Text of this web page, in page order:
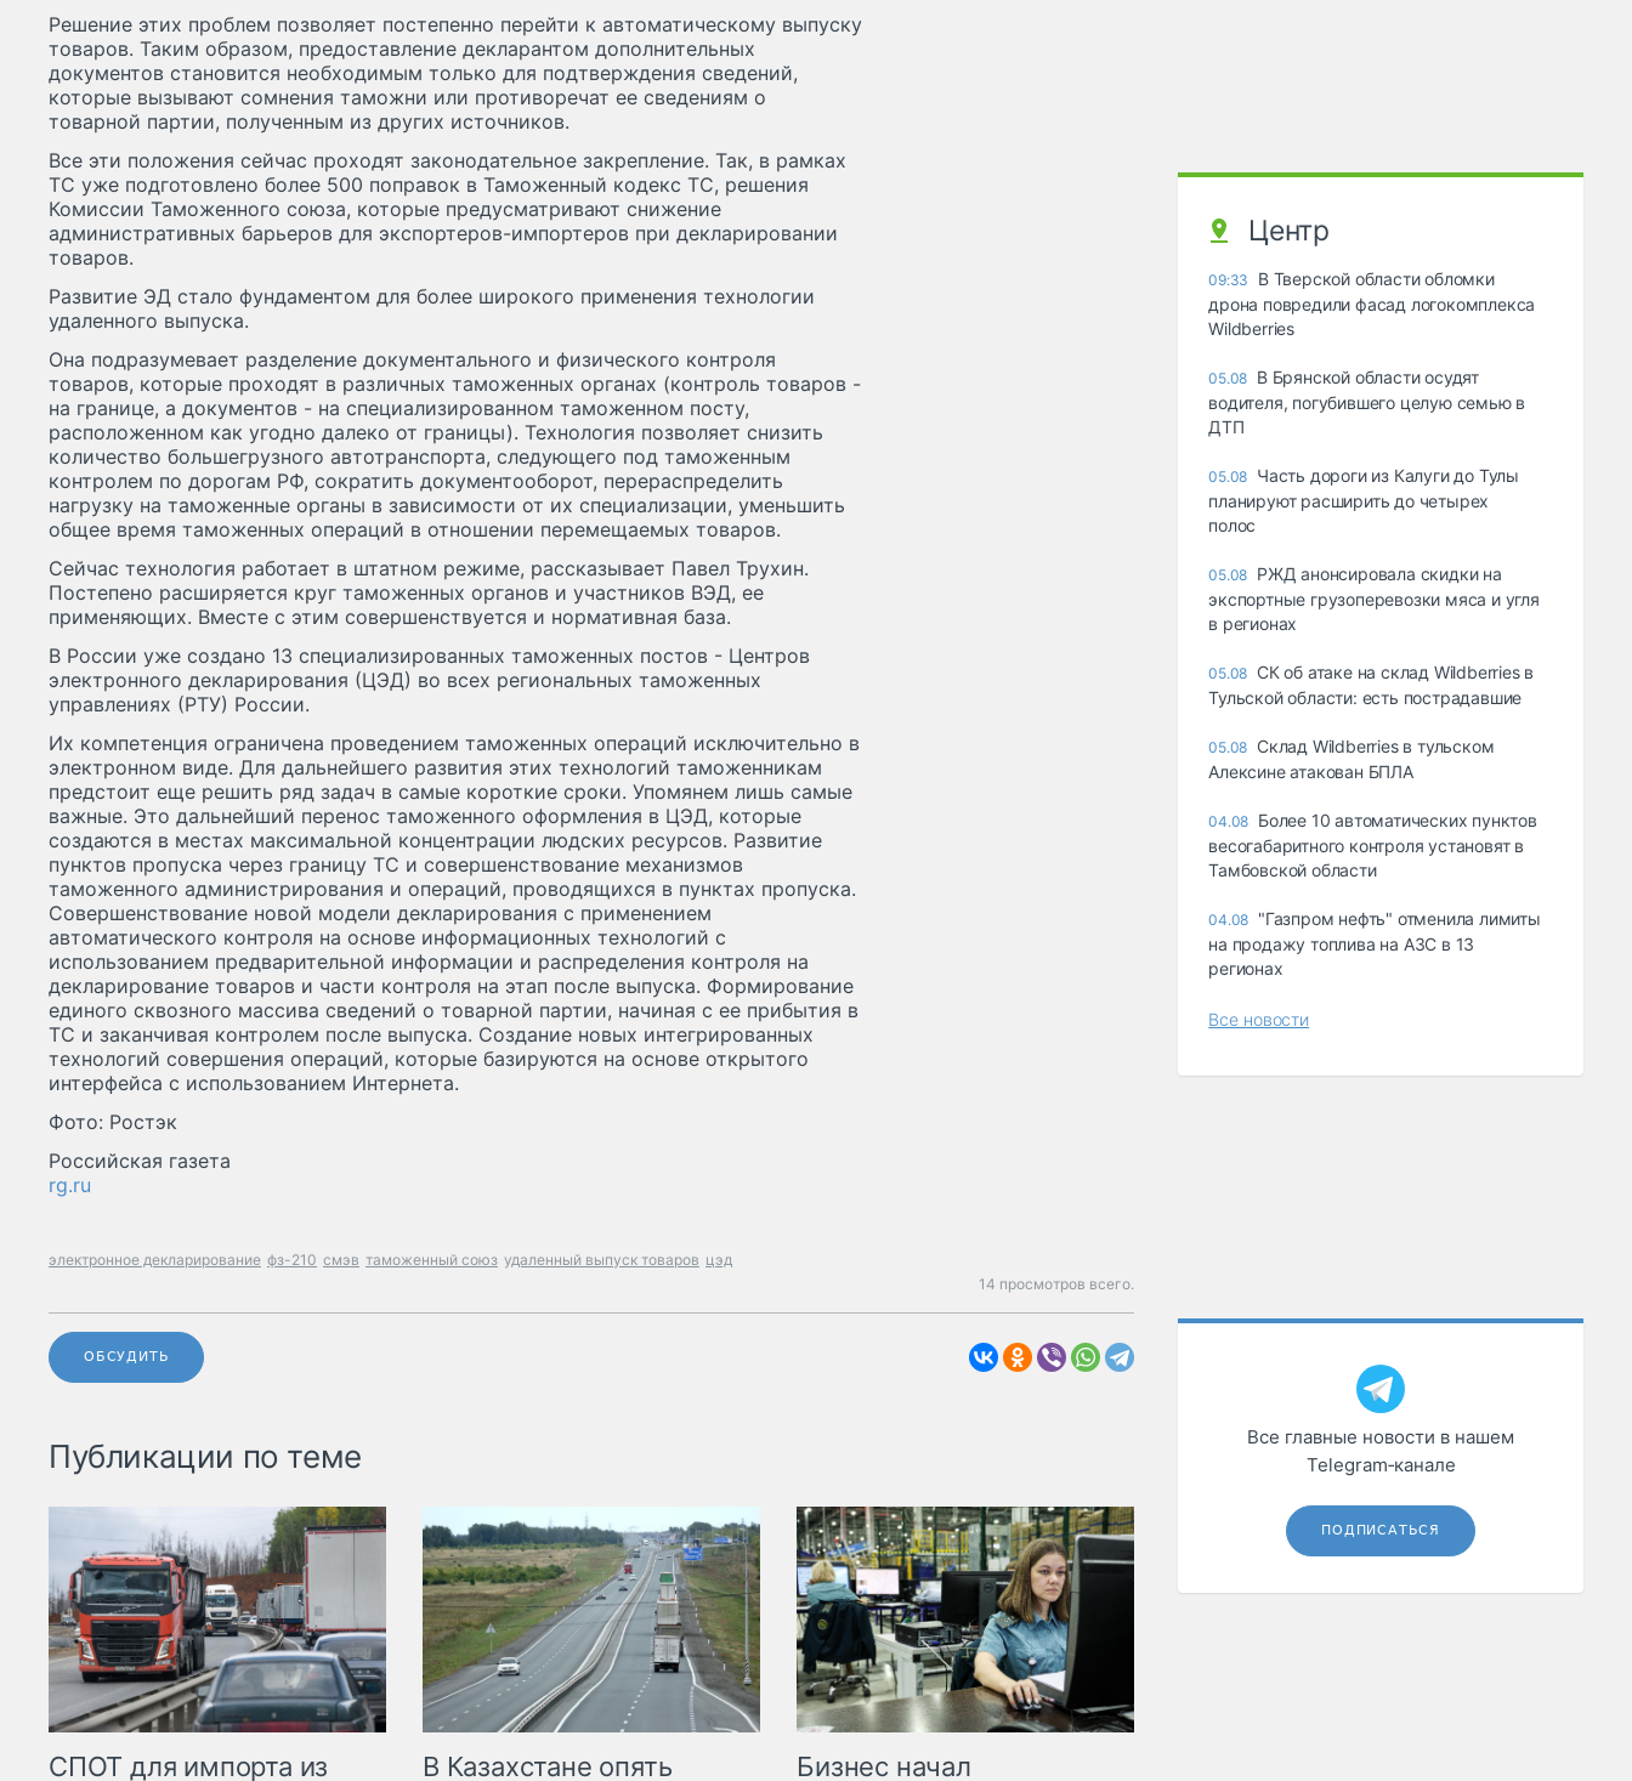
Решение этих проблем позволяет постепенно перейти к автоматическому выпуску
товаров. Таким образом, предоставление декларантом дополнительных
документов становится необходимым только для подтверждения сведений,
которые вызывают сомнения таможни или противоречат ее сведениям о
товарной партии, полученным из других источников.
Все эти положения сейчас проходят законодательное закрепление. Так, в рамках
ТС уже подготовлено более 500 поправок в Таможенный кодекс ТС, решения
Комиссии Таможенного союза, которые предусматривают снижение
административных барьеров для экспортеров-импортеров при декларировании
товаров.
Развитие ЭД стало фундаментом для более широкого применения технологии
удаленного выпуска.
Она подразумевает разделение документального и физического контроля
товаров, которые проходят в различных таможенных органах (контроль товаров -
на границе, а документов - на специализированном таможенном посту,
расположенном как угодно далеко от границы). Технология позволяет снизить
количество большегрузного автотранспорта, следующего под таможенным
контролем по дорогам РФ, сократить документооборот, перераспределить
нагрузку на таможенные органы в зависимости от их специализации, уменьшить
общее время таможенных операций в отношении перемещаемых товаров.
Сейчас технология работает в штатном режиме, рассказывает Павел Трухин.
Постепено расширяется круг таможенных органов и участников ВЭД, ее
применяющих. Вместе с этим совершенствуется и нормативная база.
В России уже создано 13 специализированных таможенных постов - Центров
электронного декларирования (ЦЭД) во всех региональных таможенных
управлениях (РТУ) России.
Их компетенция ограничена проведением таможенных операций исключительно в
электронном виде. Для дальнейшего развития этих технологий таможенникам
предстоит еще решить ряд задач в самые короткие сроки. Упомянем лишь самые
важные. Это дальнейший перенос таможенного оформления в ЦЭД, которые
создаются в местах максимальной концентрации людских ресурсов. Развитие
пунктов пропуска через границу ТС и совершенствование механизмов
таможенного администрирования и операций, проводящихся в пунктах пропуска.
Совершенствование новой модели декларирования с применением
автоматического контроля на основе информационных технологий с
использованием предварительной информации и распределения контроля на
декларирование товаров и части контроля на этап после выпуска. Формирование
единого сквозного массива сведений о товарной партии, начиная с ее прибытия в
ТС и заканчивая контролем после выпуска. Создание новых интегрированных
технологий совершения операций, которые базируются на основе открытого
интерфейса с использованием Интернета.
Фото: Ростэк
Российская газета
rg.ru
электронное декларирование фз-210 смэв таможенный союз удаленный выпуск товаров цэд
14 просмотров всего.
ОБСУДИТЬ
Публикации по теме
СПОТ для импорта из В Казахстане опять Бизнес начал
Центр
09:33
В Тверской области обломки
дрона повредили фасад логокомплекса
Wildberries
05.08 В Брянской области осудят
водителя, погубившего целую семью в
ДТП
05.08 Часть дороги из Калуги до Тулы
планируют расширить до четырех
полос
05.08 РЖД анонсировала скидки на
экспортные грузоперевозки мяса и угля
в регионах
05.08 СК об атаке на склад Wildberries в
Тульской области: есть пострадавшие
05.08 Склад Wildberries в тульском
Алексине атакован БПЛА
04.08 Более 10 автоматических пунктов
весогабаритного контроля установят в
Тамбовской области
04.08 "Газпром нефть" отменила лимиты
на продажу топлива на АЗС в 13
регионах
Все новости
Все главные новости в нашем
Telegram‑канале
ПОДПИСАТЬСЯ